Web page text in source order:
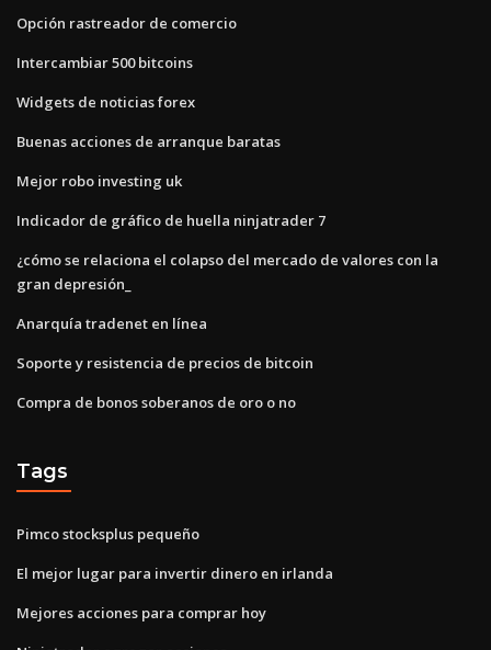
Opción rastreador de comercio
Intercambiar 500 bitcoins
Widgets de noticias forex
Buenas acciones de arranque baratas
Mejor robo investing uk
Indicador de gráfico de huella ninjatrader 7
¿cómo se relaciona el colapso del mercado de valores con la
gran depresión_
Anarquía tradenet en línea
Soporte y resistencia de precios de bitcoin
Compra de bonos soberanos de oro o no
Tags
Pimco stocksplus pequeño
El mejor lugar para invertir dinero en irlanda
Mejores acciones para comprar hoy